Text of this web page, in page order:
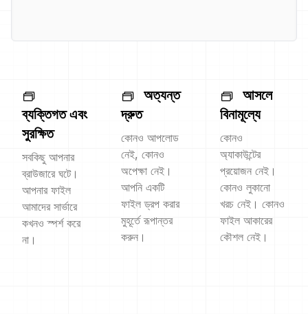
ব্যক্তিগত এবং
সুরক্ষিত
সবকিছু আপনার
ব্রাউজারে ঘটে।
আপনার ফাইল
আমাদের সার্ভারে
কখনও স্পর্শ করে
না।
অত্যন্ত
দ্রুত
কোনও আপলোড
নেই, কোনও
অপেক্ষা নেই।
আপনি একটি
ফাইল ড্রপ করার
মুহূর্তে রূপান্তর
করুন।
আসলে
বিনামূল্যে
কোনও
অ্যাকাউন্টের
প্রয়োজন নেই।
কোনও লুকানো
খরচ নেই। কোনও
ফাইল আকারের
কৌশল নেই।